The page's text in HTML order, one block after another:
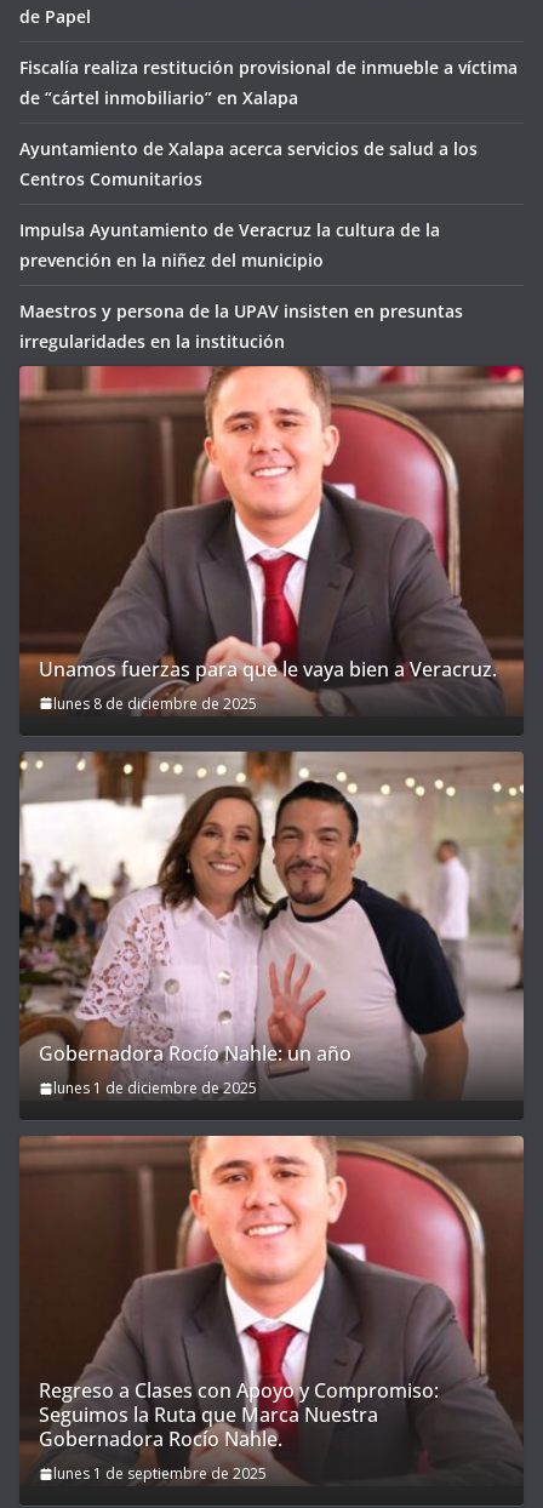
de Papel
Fiscalía realiza restitución provisional de inmueble a víctima
de “cártel inmobiliario” en Xalapa
Ayuntamiento de Xalapa acerca servicios de salud a los
Centros Comunitarios
Impulsa Ayuntamiento de Veracruz la cultura de la
prevención en la niñez del municipio
Maestros y persona de la UPAV insisten en presuntas
irregularidades en la institución
Unamos fuerzas para que le vaya bien a Veracruz.
lunes 8 de diciembre de 2025
Gobernadora Rocío Nahle: un año
lunes 1 de diciembre de 2025
Regreso a Clases con Apoyo y Compromiso:
Seguimos la Ruta que Marca Nuestra
Gobernadora Rocío Nahle.
lunes 1 de septiembre de 2025